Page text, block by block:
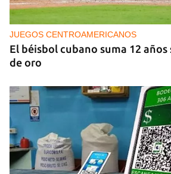
Cafecito informativo del
2026
JUEGOS CENTROAMERICANOS
El béisbol cubano suma 12
de oro